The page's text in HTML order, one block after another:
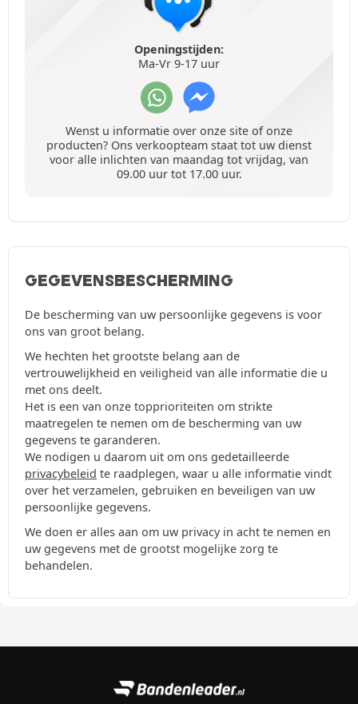
Openingstijden:
Ma-Vr 9-17 uur
Wenst u informatie over onze site of onze
producten? Ons verkoopteam staat tot uw dienst
voor alle inlichten van maandag tot vrijdag, van
09.00 uur tot 17.00 uur.
GEGEVENSBESCHERMING
De bescherming van uw persoonlijke gegevens is voor
ons van groot belang.
We hechten het grootste belang aan de
vertrouwelijkheid en veiligheid van alle informatie die u
met ons deelt.
Het is een van onze topprioriteiten om strikte
maatregelen te nemen om de bescherming van uw
gegevens te garanderen.
We nodigen u daarom uit om ons gedetailleerde
privacybeleid te raadplegen, waar u alle informatie vindt
over het verzamelen, gebruiken en beveiligen van uw
persoonlijke gegevens.
We doen er alles aan om uw privacy in acht te nemen en
uw gegevens met de grootst mogelijke zorg te
behandelen.